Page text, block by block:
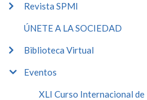
Revista SPMI
ÚNETE A LA SOCIEDAD
Biblioteca Virtual
Eventos
XLI Curso Internacional